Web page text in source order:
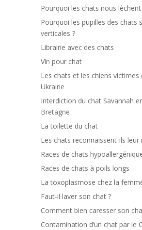
Pourquoi les chats nous
Pourquoi les pupilles des chats
verticales ?
Librairie avec des chats
Vin pour chat
Les chats et les chiens victimes
Ukraine
Interdiction du chat Savannah
Bretagne
La toilette du chat
Les chats reconnaissent-ils leur
Races de chats
Races de chats à poils longs
La toxoplasmose chez la
Faut-il laver son chat ?
Comment bien caresser son
Contamination d’un chat par le